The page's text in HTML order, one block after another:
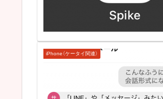
iPhone（ケータイ関連）